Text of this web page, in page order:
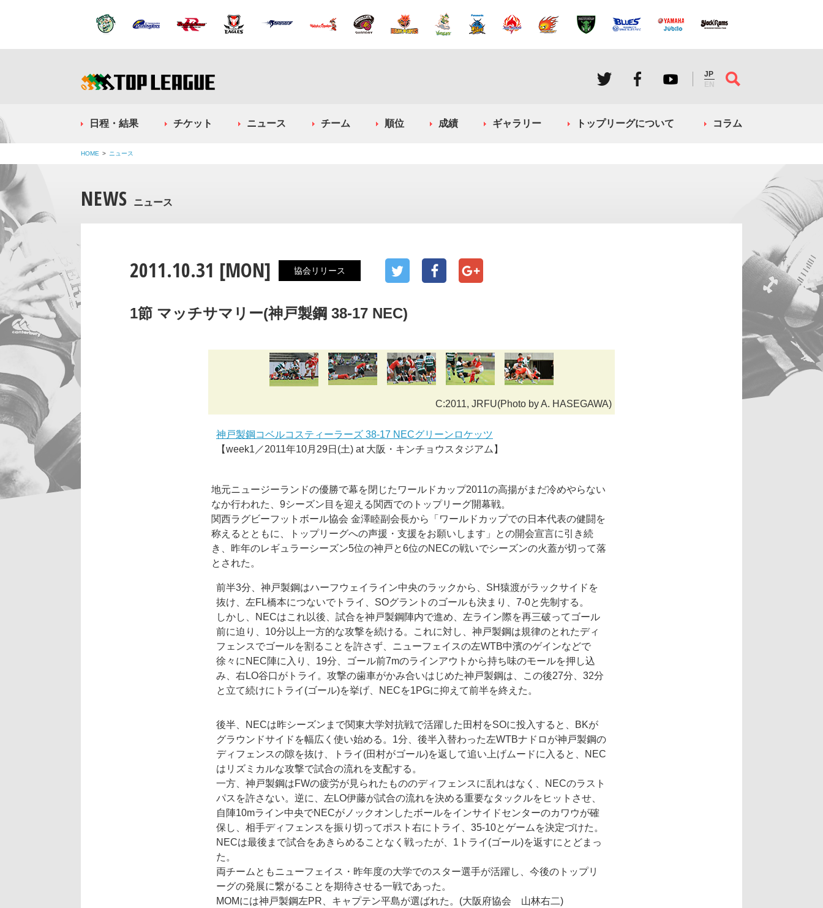
JP
EN
日程・結果 チケット ニュース チーム 順位 成績 ギャラリー トップリーグについて コラム
HOME ニュース
NEWS ニュース
2011.10.31 [MON] 協会リリース
1節 マッチサマリー(神戸製鋼 38-17 NEC)
C:2011, JRFU(Photo by A. HASEGAWA)
神戸製鋼コベルコスティーラーズ 38-17 NECグリーンロケッツ
【week1／2011年10月29日(土) at 大阪・キンチョウスタジアム】
地元ニュージーランドの優勝で幕を閉じたワールドカップ2011の高揚がまだ冷めやらない
なか行われた、9シーズン目を迎える関西でのトップリーグ開幕戦。
関西ラグビーフットボール協会 金澤睦副会長から「ワールドカップでの日本代表の健闘を
称えるとともに、トップリーグへの声援・支援をお願いします」との開会宣言に引き続
き、昨年のレギュラーシーズン5位の神戸と6位のNECの戦いでシーズンの火蓋が切って落
とされた。
前半3分、神戸製鋼はハーフウェイライン中央のラックから、SH猿渡がラックサイドを
抜け、左FL橋本につないでトライ、SOグラントのゴールも決まり、7-0と先制する。
しかし、NECはこれ以後、試合を神戸製鋼陣内で進め、左ライン際を再三破ってゴール
前に迫り、10分以上一方的な攻撃を続ける。これに対し、神戸製鋼は規律のとれたディ
フェンスでゴールを割ることを許さず、ニューフェイスの左WTB中濱のゲインなどで
徐々にNEC陣に入り、19分、ゴール前7mのラインアウトから持ち味のモールを押し込
み、右LO谷口がトライ。攻撃の歯車がかみ合いはじめた神戸製鋼は、この後27分、32分
と立て続けにトライ(ゴール)を挙げ、NECを1PGに抑えて前半を終えた。
後半、NECは昨シーズンまで関東大学対抗戦で活躍した田村をSOに投入すると、BKが
グラウンドサイドを幅広く使い始める。1分、後半入替わった左WTBナドロが神戸製鋼の
ディフェンスの隙を抜け、トライ(田村がゴール)を返して追い上げムードに入ると、NEC
はリズミカルな攻撃で試合の流れを支配する。
一方、神戸製鋼はFWの疲労が見られたもののディフェンスに乱れはなく、NECのラスト
パスを許さない。逆に、左LO伊藤が試合の流れを決める重要なタックルをヒットさせ、
自陣10mライン中央でNECがノックオンしたボールをインサイドセンターのカワウが確
保し、相手ディフェンスを振り切ってポスト右にトライ、35-10とゲームを決定づけた。
NECは最後まで試合をあきらめることなく戦ったが、1トライ(ゴール)を返すにとどまっ
た。
両チームともニューフェイス・昨年度の大学でのスター選手が活躍し、今後のトップリ
ーグの発展に繋がることを期待させる一戦であった。
MOMには神戸製鋼左PR、キャプテン平島が選ばれた。(大阪府協会 山林右二)